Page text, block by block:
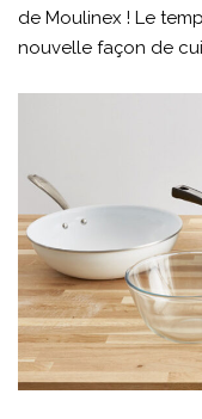
de Moulinex ! Le
nouvelle façon de